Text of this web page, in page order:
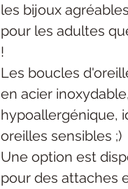
les bijoux
pour les adultes
!
Les boucles
en acier
hypoallergénique,
oreilles sensibles ;)
Une option est
pour des attaches